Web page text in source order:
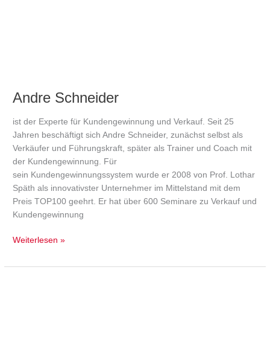
Andre Schneider
ist der Experte für Kundengewinnung und Verkauf. Seit 25
Jahren beschäftigt sich Andre Schneider, zunächst selbst als
Verkäufer und Führungskraft, später als Trainer und Coach mit
der Kundengewinnung. Für
sein Kundengewinnungssystem wurde er 2008 von Prof. Lothar
Späth als innovativster Unternehmer im Mittelstand mit dem
Preis TOP100 geehrt. Er hat über 600 Seminare zu Verkauf und
Kundengewinnung
Weiterlesen »